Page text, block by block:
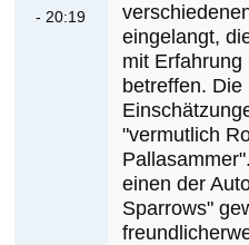
- 20:19
eingelangt,
mit Erfahrung
betreffen.
"vermutlich
einen der
Sparrows"